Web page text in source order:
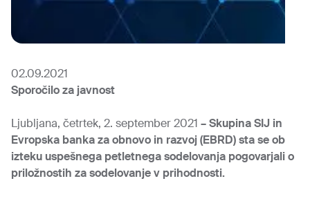
02.09.2021
Sporočilo za javnost
Ljubljana, četrtek, 2. september 2021 – Skupina SIJ in
Evropska banka za obnovo in razvoj (EBRD) sta se ob
izteku uspešnega petletnega sodelovanja pogovarjali o
priložnostih za sodelovanje v prihodnosti.